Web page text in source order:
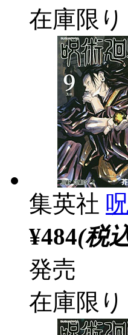
在庫限り
集英社
¥484(税
発売
在庫限り